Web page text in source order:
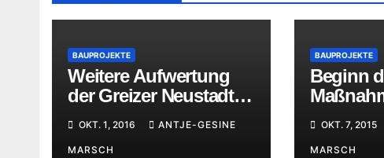
BAUPROJEKTE
Weitere Aufwertung
der Greizer Neustadt
Wohnpark
OKT. 1, 2016 ANTJE-GESINE
MARSCH
BAUPROJEKTE
Beginn
Aubachs
OKT. 7, 2015
MARSCH